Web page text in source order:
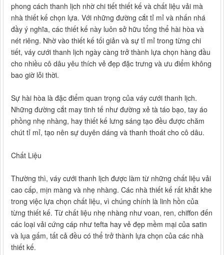
phong cách thanh lịch nhờ chi tiết thiết kế và chất liệu vải mà
nhà thiết kế chọn lựa. Với những đường cắt tỉ mỉ và nhấn nhá
đầy ý nghĩa, các thiết kế này luôn sở hữu tổng thể hài hòa và
nét riêng. Nhờ vào thiết kế tối giản và sự tỉ mỉ trong từng chi
tiết, váy cưới thanh lịch ngày càng trở thành lựa chọn hàng đầu
cho nhiều cô dâu yêu thích vẻ đẹp đặc trưng và ưu điểm không
bao giờ lỗi thời.
Sự hài hòa là đặc điểm quan trọng của váy cưới thanh lịch.
Những đường cắt may tinh tế như đường xẻ tà táo bạo, tay áo
phồng nhẹ nhàng, hay thiết kế lưng sáng tạo đều được chăm
chút tỉ mỉ, tạo nên sự duyên dáng và thanh thoát cho cô dâu.
Chất Liệu
Thường thì, váy cưới thanh lịch được làm từ những chất liệu vải
cao cấp, mịn màng và nhẹ nhàng. Các nhà thiết kế rất khắt khe
trong việc lựa chọn chất liệu, vì chúng chính là linh hồn của
từng thiết kế. Từ chất liệu nhẹ nhàng như voan, ren, chiffon đến
các loại vải cứng cáp như tefta hay vẻ đẹp mềm mại của satin
và lụa gấm, tất cả đều có thể trở thành lựa chọn của các nhà
thiết kế.